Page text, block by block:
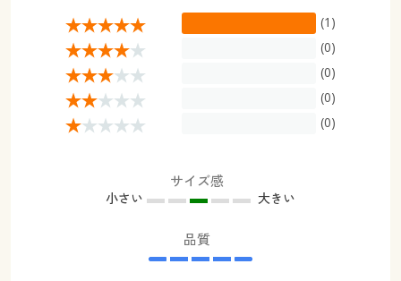
(1)
(0)
(0)
(0)
(0)
サイズ感
小さい 大きい
品質